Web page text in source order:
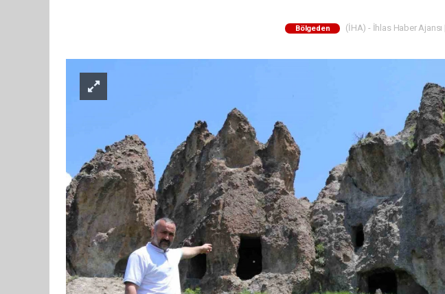
Bölgeden (İHA) - İhlas Haber